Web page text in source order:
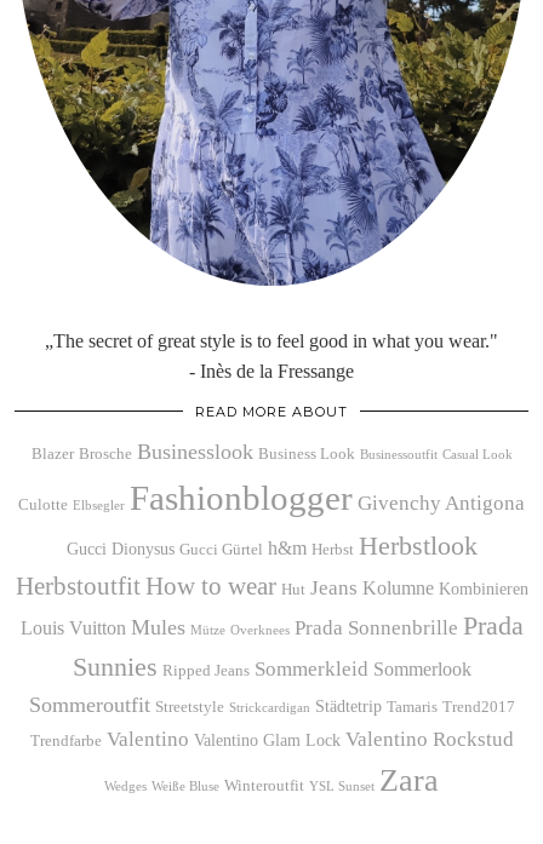
„The secret of great style is to feel good in what you wear."
- Inès de la Fressange
READ MORE ABOUT
Blazer Brosche Businesslook Business Look Businessoutfit Casual Look
Culotte Elbsegler Fashionblogger Givenchy Antigona
Gucci Dionysus Gucci Gürtel h&m Herbst Herbstlook
Herbstoutfit How to wear Hut Jeans Kolumne Kombinieren
Louis Vuitton Mules Mütze Overknees Prada Sonnenbrille Prada
Sunnies Ripped Jeans Sommerkleid Sommerlook
Sommeroutfit Streetstyle Strickcardigan Städtetrip Tamaris Trend2017
Trendfarbe Valentino Valentino Glam Lock Valentino Rockstud
Wedges Weiße Bluse Winteroutfit YSL Sunset Zara